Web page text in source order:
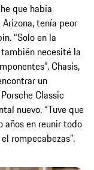
que había
tenía peor
“Solo en la
necesité la
Chasis,
un
Classic
nuevo. “Tuve que
años en reunir todo
rompecabezas”.